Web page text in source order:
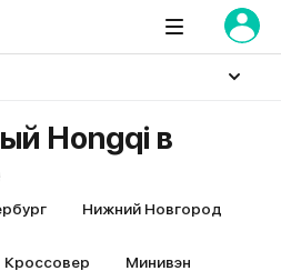
Hongqi в
Нижний Новгород
Кроссовер Минивэн